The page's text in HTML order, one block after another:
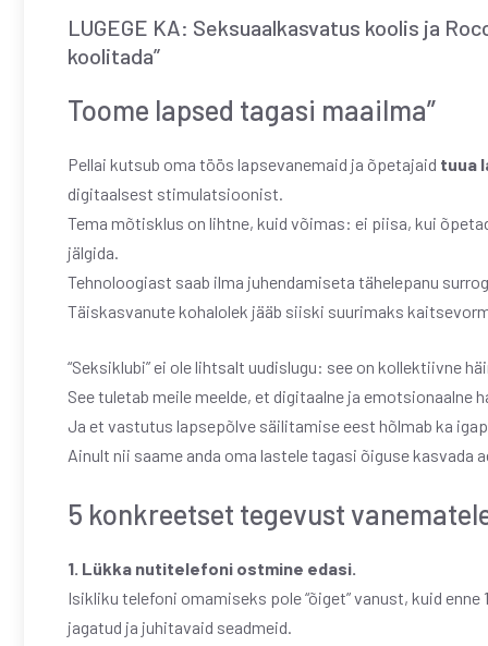
LUGEGE KA: Seksuaalkasvatus koolis ja
koolitada”
Toome lapsed tagasi maailma”
Pellai kutsub oma töös lapsevanemaid ja õpetajaid tuua
digitaalsest stimulatsioonist.
Tema mõtisklus on lihtne, kuid võimas: ei piisa, kui
jälgida.
Tehnoloogiast saab ilma juhendamiseta tähelepanu
Täiskasvanute kohalolek jääb siiski suurimaks
“Seksiklubi” ei ole lihtsalt uudislugu: see on kollektiivne
See tuletab meile meelde, et digitaalne ja emotsionaalne
Ja et vastutus lapsepõlve säilitamise eest hõlmab ka
Ainult nii saame anda oma lastele tagasi õiguse kasvada
5 konkreetset tegevust
1. Lükka nutitelefoni ostmine edasi.
Isikliku telefoni omamiseks pole “õiget” vanust, kuid
jagatud ja juhitavaid seadmeid.